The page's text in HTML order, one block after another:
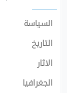
السياسة
التاريخ
الاثار
الجغرافيا